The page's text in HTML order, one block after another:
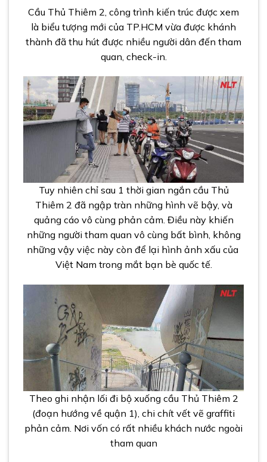
Cầu Thủ Thiêm 2, công trình kiến trúc được xem
là biểu tượng mới của TP.HCM vừa được khánh
thành đã thu hút được nhiều người dân đến tham
quan, check-in.
Tuy nhiên chỉ sau 1 thời gian ngắn cầu Thủ
Thiêm 2 đã ngập tràn những hình vẽ bậy, và
quảng cáo vô cùng phản cảm. Điều này khiến
những người tham quan vô cùng bất bình, không
những vậy việc này còn để lại hình ảnh xấu của
Việt Nam trong mắt bạn bè quốc tế.
Theo ghi nhận lối đi bộ xuống cầu Thủ Thiêm 2
(đoạn hướng về quận 1), chi chít vết vẽ graffiti
phản cảm. Nơi vốn có rất nhiều khách nước ngoài
tham quan